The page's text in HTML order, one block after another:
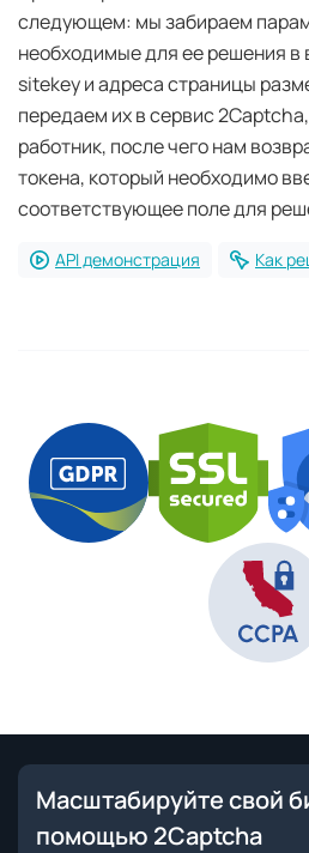
следующем: мы забираем
необходимые для ее решения в
sitekey и адреса страницы
передаем их в сервис
работник, после чего нам
токена, который необходимо
соответствующее поле для
API демонстрация Как
Масштабируйте свой
помощью 2Captcha